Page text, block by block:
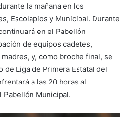
la mañana en los
Escolapios y Municipal. Durante
en el Pabellón
de equipos cadetes,
y, como broche final, se
de Liga de Primera Estatal del
a las 20 horas al
Pabellón Municipal.